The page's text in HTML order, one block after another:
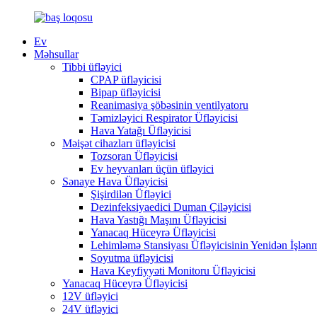
Ev
Məhsullar
Tibbi üfləyici
CPAP üfləyicisi
Bipap üfləyicisi
Reanimasiya şöbəsinin ventilyatoru
Təmizləyici Respirator Üfləyicisi
Hava Yatağı Üfləyicisi
Məişət cihazları üfləyicisi
Tozsoran Üfləyicisi
Ev heyvanları üçün üfləyici
Sənaye Hava Üfləyicisi
Şişirdilən Üfləyici
Dezinfeksiyaedici Duman Çiləyicisi
Hava Yastığı Maşını Üfləyicisi
Yanacaq Hüceyrə Üfləyicisi
Lehimləmə Stansiyası Üfləyicisinin Yenidən
Soyutma üfləyicisi
Hava Keyfiyyəti Monitoru Üfləyicisi
Yanacaq Hüceyrə Üfləyicisi
12V üfləyici
24V üfləyici